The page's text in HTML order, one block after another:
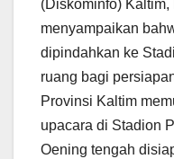
(Diskominfo)
menyampaikan
dipindahkan ke
ruang bagi
Provinsi Kaltim
upacara di Stadion
Oening tengah